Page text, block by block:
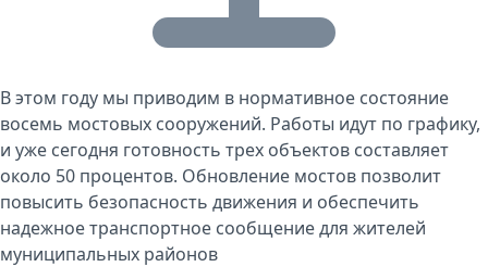
В этом году мы приводим в нормативное состояние
восемь мостовых сооружений. Работы идут по графику,
и уже сегодня готовность трех объектов составляет
около 50 процентов. Обновление мостов позволит
повысить безопасность движения и обеспечить
надежное транспортное сообщение для жителей
муниципальных районов